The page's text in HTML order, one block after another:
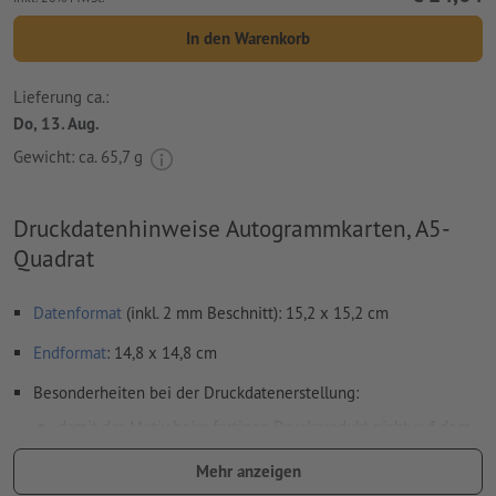
In den Warenkorb
Lieferung ca.:
Do, 13. Aug.
Gewicht: ca. 65,7 g
Druckdatenhinweise Autogrammkarten, A5-
Quadrat
Datenformat (inkl. 2 mm Beschnitt): 15,2 x 15,2 cm
Endformat: 14,8 x 14,8 cm
Besonderheiten bei der Druckdatenerstellung:
Kopf steht, sollte in den Druckdaten dieLeserichtung
berücksichtigt werdenMehr anzeigen